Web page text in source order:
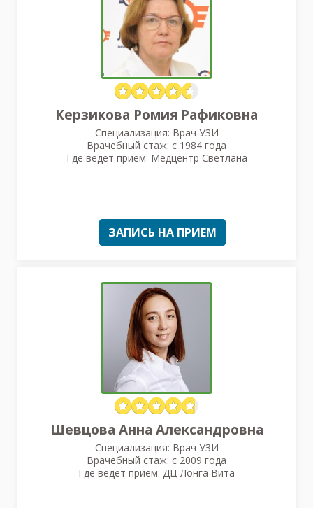
Керзикова Ромия Рафиковна
Специализация: Врач УЗИ
Врачебный стаж: с 1984 года
Где ведет прием: Медцентр Светлана
ЗАПИСЬ НА ПРИЕМ
Шевцова Анна Александровна
Специализация: Врач УЗИ
Врачебный стаж: с 2009 года
Где ведет прием: ДЦ Лонга Вита